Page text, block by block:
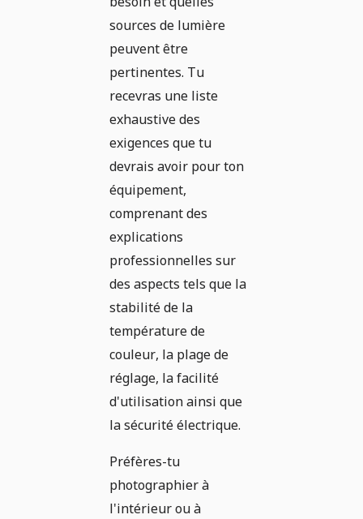
sources de lumière
peuvent être
pertinentes. Tu
recevras une liste
exhaustive des
exigences que tu
devrais avoir pour ton
équipement,
comprenant des
explications
professionnelles sur
des aspects tels que la
stabilité de la
température de
couleur, la plage de
réglage, la facilité
d'utilisation ainsi que
la sécurité électrique.
Préfères-tu
photographier à
l'intérieur ou à